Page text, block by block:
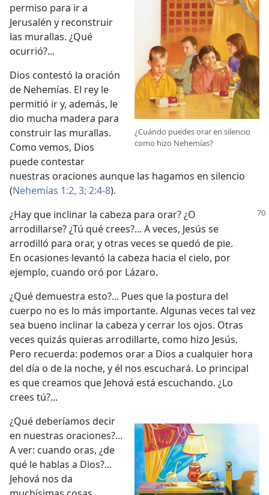
¿Cuándo puedes orar en silencio
como hizo Nehemías?
permiso para ir a
Jerusalén y reconstruir
las murallas. ¿Qué
ocurrió?...
Dios contestó la oración
de Nehemías. El rey le
permitió ir y, además, le
dio mucha madera para
construir las murallas.
Como vemos, Dios
puede contestar
nuestras oraciones aunque las hagamos en silencio
(Nehemías 1:2, 3; 2:4-8).
¿Hay que inclinar la cabeza para orar? ¿O
arrodillarse? ¿Tú qué crees?... A veces, Jesús se
arrodilló para orar, y otras veces se quedó de pie.
En ocasiones levantó la cabeza hacia el cielo, por
ejemplo, cuando oró por Lázaro.
¿Qué demuestra esto?... Pues que la postura del
cuerpo no es lo más importante. Algunas veces tal vez
sea bueno inclinar la cabeza y cerrar los ojos. Otras
veces quizás quieras arrodillarte, como hizo Jesús.
Pero recuerda: podemos orar a Dios a cualquier hora
del día o de la noche, y él nos escuchará. Lo principal
es que creamos que Jehová está escuchando. ¿Lo
crees tú?...
¿Qué deberíamos decir
en nuestras oraciones?...
A ver: cuando oras, ¿de
qué le hablas a Dios?...
Jehová nos da